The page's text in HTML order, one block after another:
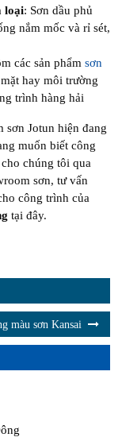
loại: Sơn dầu phủ
nắm mốc và rỉ sét,
các sản phẩm sơn
hay môi trường
trình hàng hải
sơn Jotun hiện đang
muốn biết công
chúng tôi qua
sơn, tư vấn
công trình của
tại đây.
màu sơn Kansai